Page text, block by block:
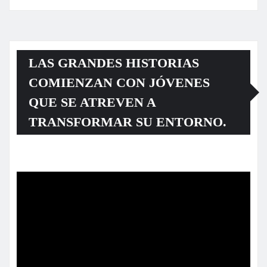
LAS GRANDES HISTORIAS
COMIENZAN CON JÓVENES
QUE SE ATREVEN A
TRANSFORMAR SU ENTORNO.